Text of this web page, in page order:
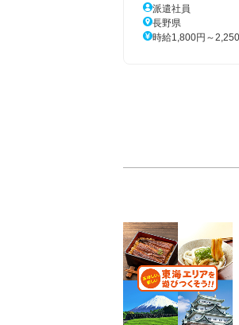
派遣社員
長野県
時給1,800円～